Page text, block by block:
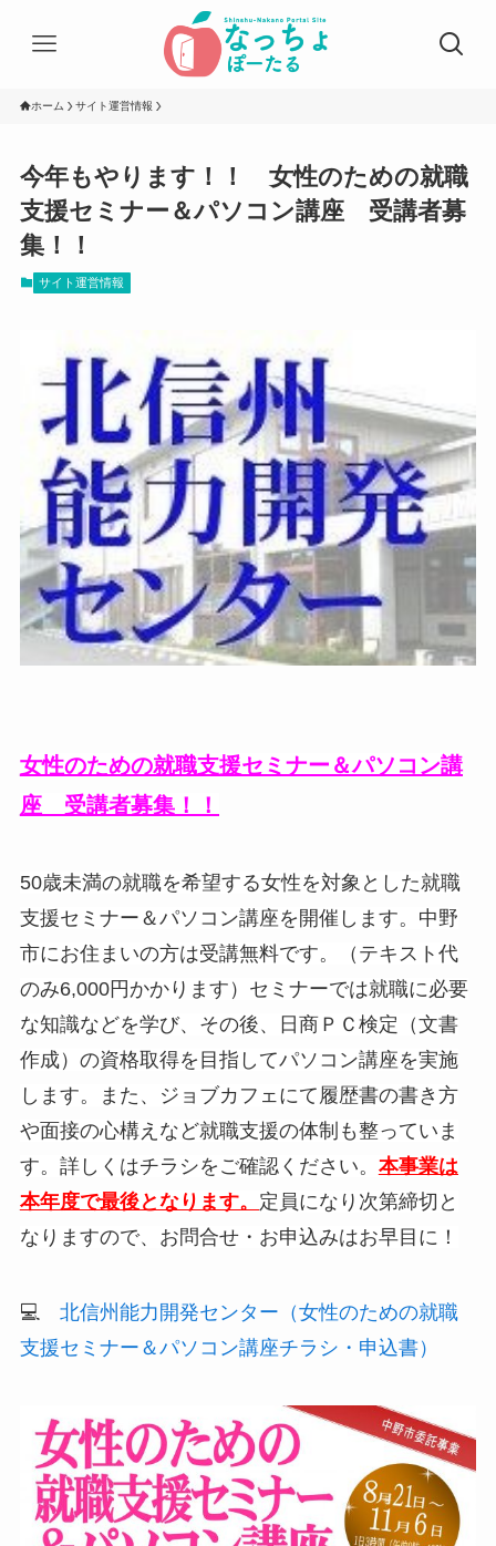
ホーム サイト運営情報
今年もやります！！ 女性のための就職
支援セミナー＆パソコン講座 受講者募
集！！
サイト運営情報
女性のための就職支援セミナー＆パソコン講
座 受講者募集！！
50歳未満の就職を希望する女性を対象とした就職
支援セミナー＆パソコン講座を開催します。中野
市にお住まいの方は受講無料です。（テキスト代
のみ6,000円かかります）セミナーでは就職に必要
な知識などを学び、その後、日商ＰＣ検定（文書
作成）の資格取得を目指してパソコン講座を実施
します。また、ジョブカフェにて履歴書の書き方
や面接の心構えなど就職支援の体制も整っていま
す。詳しくはチラシをご確認ください。 本事業は
本年度で最後となります。 定員になり次第締切と
なりますので、お問合せ・お申込みはお早目に！
💻 北信州能力開発センター（女性のための就職
支援セミナー＆パソコン講座チラシ・申込書）